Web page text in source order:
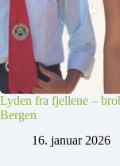
Lyden fra fjellene –
Bergen
16. januar 2026